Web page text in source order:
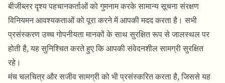
बीजीब्लर दृश्य पहचानकर्ताओं को गुमनाम करके सामान्य सूचना संरक्षण
विनियमन आवश्यकताओं को पूरा करने में आपकी मदद करता है। सभी
प्रसंस्करण उच्च गोपनीयता मानकों के साथ सुरक्षित रूप से जालस्थल पर
होती है, यह सुनिश्चित करते हुए कि आपकी संवेदनशील सामग्री सुरक्षित
रहे।
मंच चलचित्र और सजीव सामग्री को भी प्रसंस्करित करता है, जिससे यह